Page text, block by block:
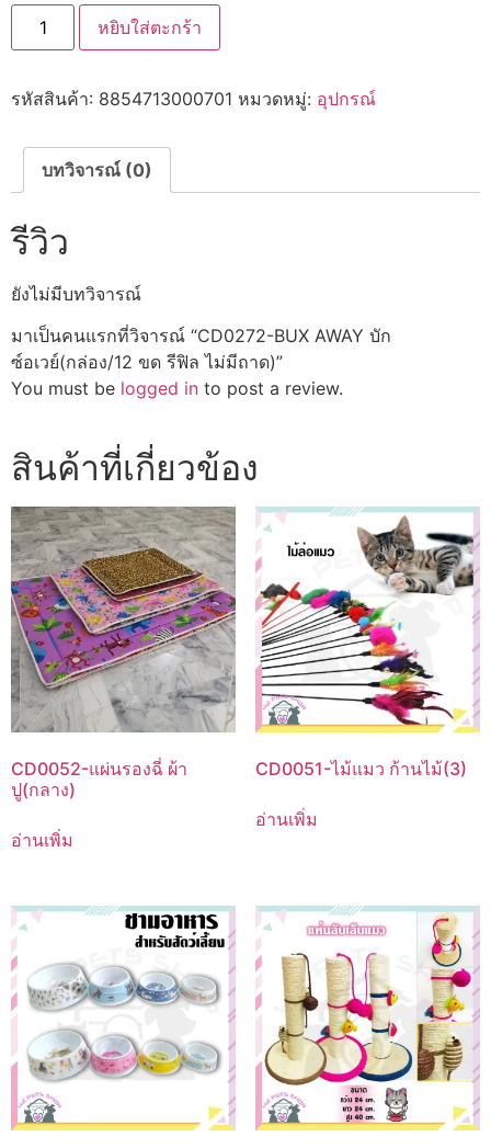
฿10,000.00.฿69.00.
จำนวน
CD0272-
BUX
ซ์อเวย์(กล่อง/12
ฟิล
ไม่มี
ถาด)
หยิบใส่ตะกร้า
รหัสสินค้า: 8854713000701 หมวดหมู่: อุปกรณ์
บทวิจารณ์ (0)
รีวิว
ยังไม่มีบทวิจารณ์
มาเป็นคนแรกที่วิจารณ์ “CD0272-BUX AWAY บัก
ซ์อเวย์(กล่อง/12 ขด รีฟิล ไม่มีถาด)”
You must be logged in to post a review.
สินค้าที่เกี่ยวข้อง
CD0052-แผ่นรองฉี่ ผ้า
ปู(กลาง)
อ่านเพิ่ม
CD0051-ไม้แมว ก้านไม้(3)
อ่านเพิ่ม